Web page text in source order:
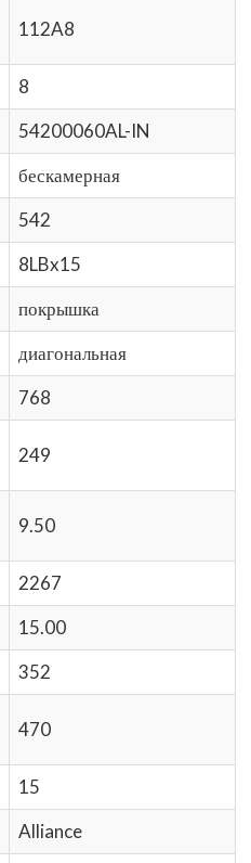
112A8
8
54200060AL-IN
бескамерная
542
8LBx15
покрышка
диагональная
768
249
9.50
2267
15.00
352
470
15
Alliance